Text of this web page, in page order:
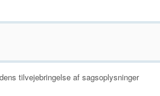
tilvejebringelse af sagsoplysninger